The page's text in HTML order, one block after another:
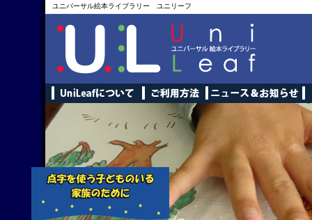
ユニバーサル絵本ライブラリー ユニリーフ